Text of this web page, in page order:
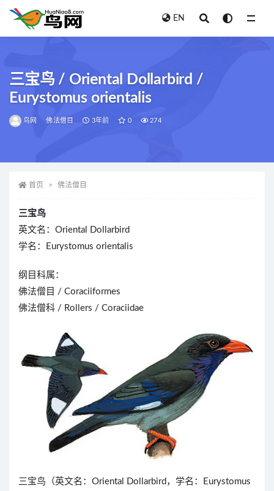
EN
三宝鸟 / Oriental Dollarbird /
Eurystomus orientalis
鸟网 佛法僧目 3年前 0 274
首页 佛法僧目
三宝鸟
英文名：Oriental Dollarbird
学名：Eurystomus orientalis
纲目科属：
佛法僧目 / Coraciiformes
佛法僧科 / Rollers / Coraciidae
三宝鸟（英文名：Oriental Dollarbird，学名：Eurystomus